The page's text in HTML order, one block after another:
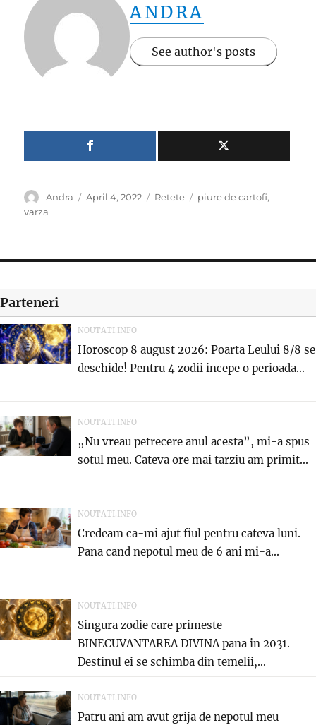
ANDRA
See author's posts
Author
Andra
Posted
April 4, 2022 Categories
Retete Tags
piure de cartofi,
varza
Parteneri
NOUTATI.INFO
Horoscop 8 august 2026: Poarta Leului 8/8 se
deschide! Pentru 4 zodii incepe o perioada...
NOUTATI.INFO
„Nu vreau petrecere anul acesta”, mi-a spus
sotul meu. Cateva ore mai tarziu am primit...
NOUTATI.INFO
Credeam ca-mi ajut fiul pentru cateva luni.
Pana cand nepotul meu de 6 ani mi-a...
NOUTATI.INFO
Singura zodie care primeste
BINECUVANTAREA DIVINA pana in 2031.
Destinul ei se schimba din temelii,...
NOUTATI.INFO
Patru ani am avut grija de nepotul meu